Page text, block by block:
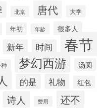
北京 唐代 大学
年初 年龄 很多人
新年 时间 春节
梦幻西游 汤圆
的是 礼物 红包
诗人 费用 还不